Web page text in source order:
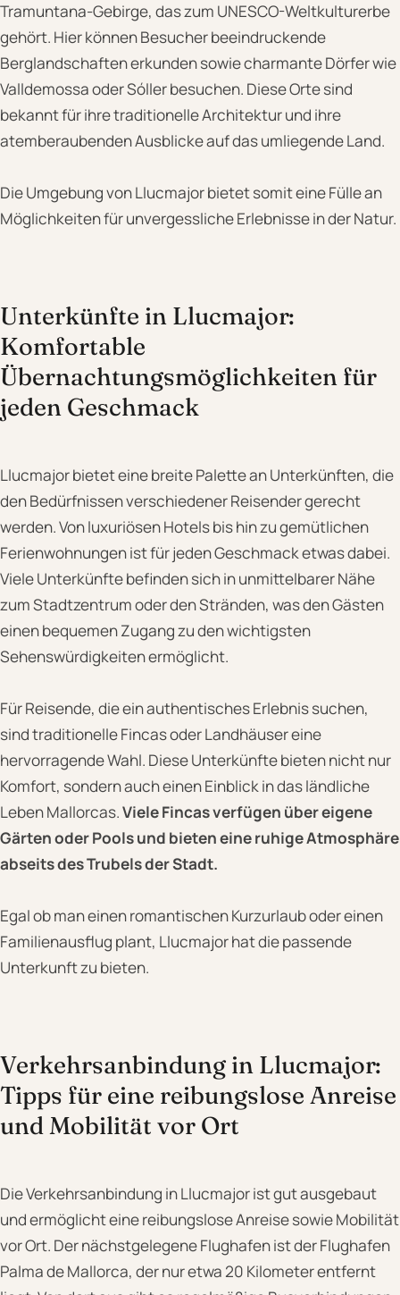
Tramuntana-Gebirge, das zum UNESCO-Weltkulturerbe
gehört. Hier können Besucher beeindruckende
Berglandschaften erkunden sowie charmante Dörfer wie
Valldemossa oder Sóller besuchen. Diese Orte sind
bekannt für ihre traditionelle Architektur und ihre
atemberaubenden Ausblicke auf das umliegende Land.
Die Umgebung von Llucmajor bietet somit eine Fülle an
Möglichkeiten für unvergessliche Erlebnisse in der Natur.
Unterkünfte in Llucmajor:
Komfortable
Übernachtungsmöglichkeiten für
jeden Geschmack
Llucmajor bietet eine breite Palette an Unterkünften, die
den Bedürfnissen verschiedener Reisender gerecht
werden. Von luxuriösen Hotels bis hin zu gemütlichen
Ferienwohnungen ist für jeden Geschmack etwas dabei.
Viele Unterkünfte befinden sich in unmittelbarer Nähe
zum Stadtzentrum oder den Stränden, was den Gästen
einen bequemen Zugang zu den wichtigsten
Sehenswürdigkeiten ermöglicht.
Für Reisende, die ein authentisches Erlebnis suchen,
sind traditionelle Fincas oder Landhäuser eine
hervorragende Wahl. Diese Unterkünfte bieten nicht nur
Komfort, sondern auch einen Einblick in das ländliche
Leben Mallorcas.Viele Fincas verfügen über eigene
Gärten oder Pools und bieten eine ruhige Atmosphäre
abseits des Trubels der Stadt.
Egal ob man einen romantischen Kurzurlaub oder einen
Familienausflug plant, Llucmajor hat die passende
Unterkunft zu bieten.
Verkehrsanbindung in Llucmajor:
Tipps für eine reibungslose Anreise
und Mobilität vor Ort
Die Verkehrsanbindung in Llucmajor ist gut ausgebaut
und ermöglicht eine reibungslose Anreise sowie Mobilität
vor Ort. Der nächstgelegene Flughafen ist der Flughafen
Palma de Mallorca, der nur etwa 20 Kilometer entfernt